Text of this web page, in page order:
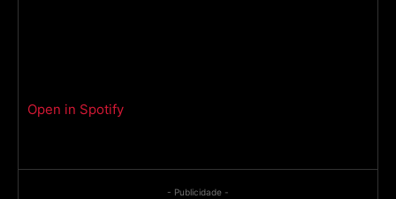
Open in Spotify
- Publicidade -